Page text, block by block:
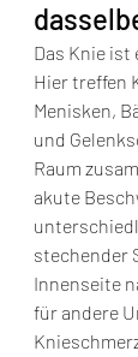
Das Knie ist
Hier treffen
Menisken,
und
Raum
akute
stechender
Innenseite
für andere